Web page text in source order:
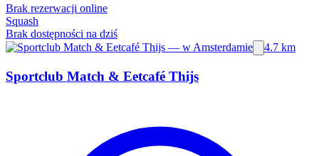
Brak rezerwacji online
Squash
Brak dostępności na dziś
4.7 km
Sportclub Match & Eetcafé Thijs